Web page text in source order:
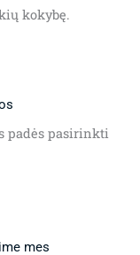
kokybę.
padės pasirinkti
mes